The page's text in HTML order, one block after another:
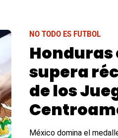
NO TODO ES FUTBOL
Honduras
supera
de los
México domina el